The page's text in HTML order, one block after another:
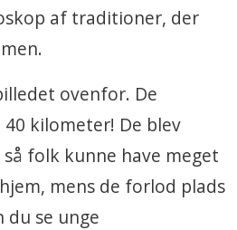
af traditioner, der
ovenfor. De
kilometer! De blev
folk kunne have meget
mens de forlod plads
du se unge